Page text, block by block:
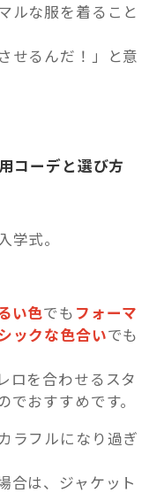
ルな服を着ること
せるんだ！」と意
コーデと選び方
式。
い色でも フォーマ
ックな色合いでも
ロを合わせるスタ
おすすめです。
ラフルになり過ぎ
合は、ジャケット